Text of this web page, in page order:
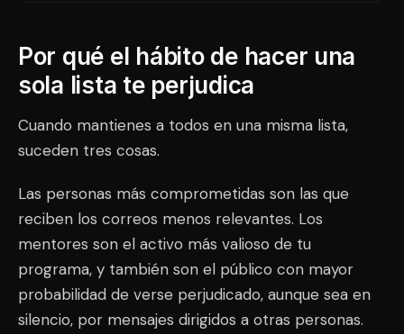
Por qué el hábito de hacer una
sola lista te perjudica
Cuando mantienes a todos en una misma lista,
suceden tres cosas.
Las personas más comprometidas son las que
reciben los correos menos relevantes. Los
mentores son el activo más valioso de tu
programa, y también son el público con mayor
probabilidad de verse perjudicado, aunque sea en
silencio, por mensajes dirigidos a otras personas.